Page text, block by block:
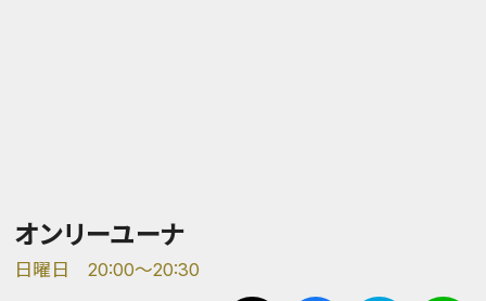
オンリーユーナ
日曜日 20:00～20:30